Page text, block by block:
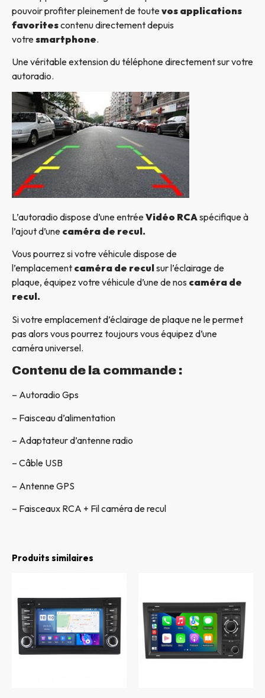
pouvoir profiter pleinement de toutevos applications
favoritescontenu directement depuis
votresmartphone.
Une véritable extension du téléphone directement sur votre
autoradio.
L’autoradio dispose d’une entréeVidéo RCAspécifique à
l’ajout d’une caméra de recul.
Vous pourrez si votre véhicule dispose de
l’emplacement caméra de reculsur l’éclairage de
plaque, équipez votre véhicule d’une de nos caméra de
recul.
Si votre emplacement d’éclairage de plaque ne le permet
pas alors vous pourrez toujours vous équipez d’une
caméra universel.
Contenu de la commande :
– Autoradio Gps
– Faisceau d’alimentation
– Adaptateur d’antenne radio
– Câble USB
– Antenne GPS
– Faisceaux RCA + Fil caméra de recul
Produits similaires